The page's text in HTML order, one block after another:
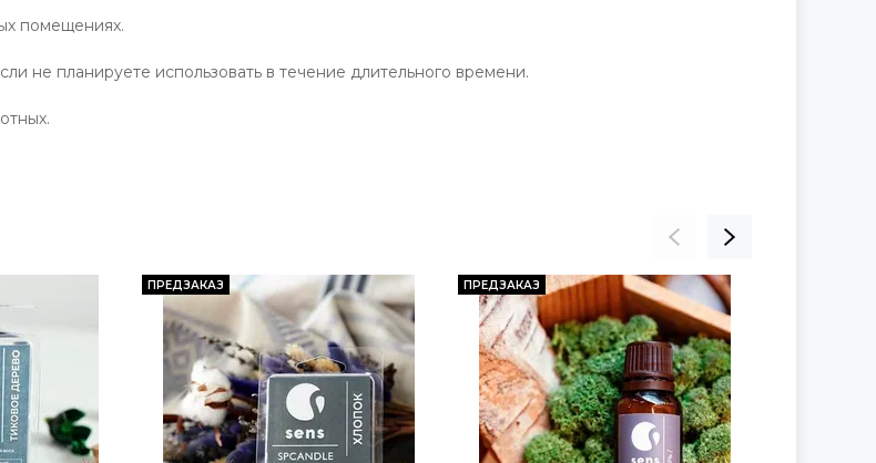
помещениях.
не планируете использовать в течение длительного времени.
ПРЕДЗАКАЗ ПРЕДЗАКАЗ